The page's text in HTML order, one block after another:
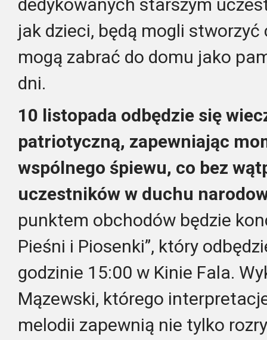
dedykowanych starszym
jak dzieci, będą mogli
mogą zabrać do domu jako
dni.
10 listopada odbędzie się
patriotyczną, zapewniając
wspólnego śpiewu, co bez
uczestników w duchu
punktem obchodów będzie
Pieśni i Piosenki”, który
godzinie 15:00 w Kinie Fala.
Mązewski, którego
melodii zapewnią nie tylko